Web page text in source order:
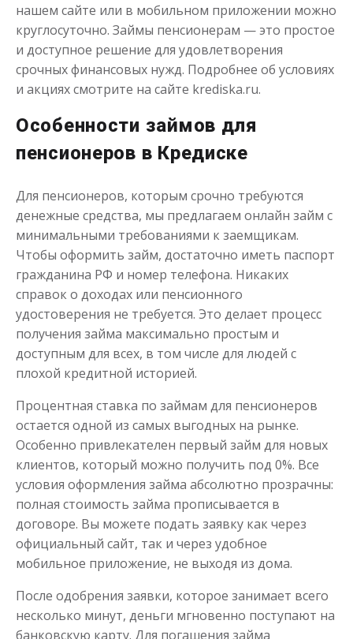
Займ в день обращения
Сумма до50 000 ₽
Срок от 1до 21 дня
Получить
Займ до зарплаты
Сумма до ₽
Срок от 1до 21 дня
Получить
нашем сайте или в мобильном приложении можно
круглосуточно. Займы пенсионерам — это простое
и доступное решение для удовлетворения
срочных финансовых нужд. Подробнее об условиях
и акциях смотрите на сайте krediska.ru.
Особенности займов для
пенсионеров в Кредиске
Для пенсионеров, которым срочно требуются
денежные средства, мы предлагаем онлайн займ с
минимальными требованиями к заемщикам.
Чтобы оформить займ, достаточно иметь паспорт
гражданина РФ и номер телефона. Никаких
справок о доходах или пенсионного
удостоверения не требуется. Это делает процесс
получения займа максимально простым и
доступным для всех, в том числе для людей с
плохой кредитной историей.
Процентная ставка по займам для пенсионеров
остается одной из самых выгодных на рынке.
Особенно привлекателен первый займ для новых
клиентов, который можно получить под 0%. Все
условия оформления займа абсолютно прозрачны:
полная стоимость займа прописывается в
договоре. Вы можете подать заявку как через
официальный сайт, так и через удобное
мобильное приложение, не выходя из дома.
После одобрения заявки, которое занимает всего
несколько минут, деньги мгновенно поступают на
банковскую карту. Для погашения займа